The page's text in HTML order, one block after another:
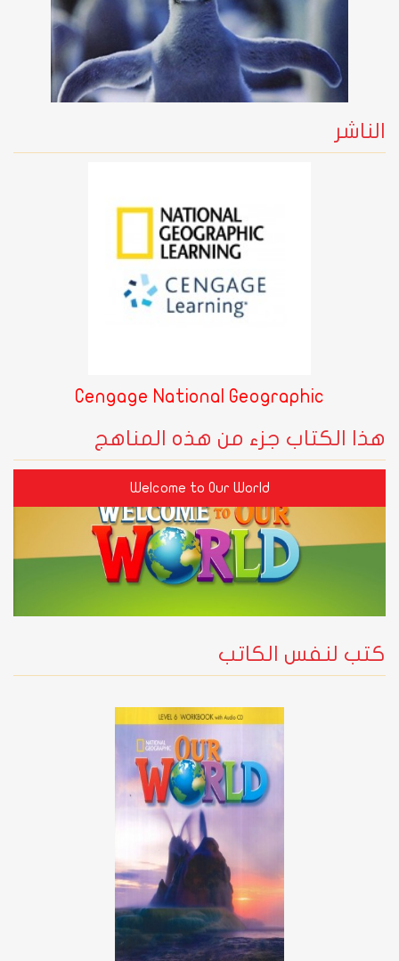
الناشر
Cengage National Geographic
هذا الكتاب جزء من هذه المناهج
Welcome to Our World
كتب لنفس الكاتب